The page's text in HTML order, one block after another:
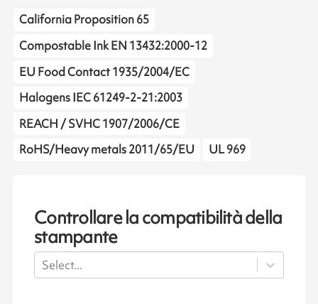
California Proposition 65
Compostable Ink EN 13432:2000-12
EU Food Contact 1935/2004/EC
Halogens IEC 61249-2-21:2003
REACH / SVHC 1907/2006/CE
RoHS/Heavy metals 2011/65/EU
UL 969
Controllare la compatibilità della
stampante
Select...